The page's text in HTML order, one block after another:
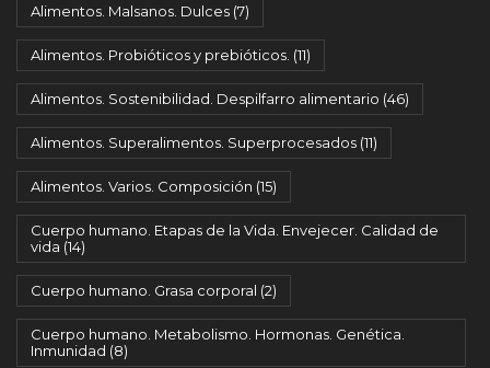
Alimentos. Malsanos. Dulces (7)
Alimentos. Probióticos y prebióticos. (11)
Alimentos. Sostenibilidad. Despilfarro alimentario (46)
Alimentos. Superalimentos. Superprocesados (11)
Alimentos. Varios. Composición (15)
Cuerpo humano. Etapas de la Vida. Envejecer. Calidad de
vida (14)
Cuerpo humano. Grasa corporal (2)
Cuerpo humano. Metabolismo. Hormonas. Genética.
Inmunidad (8)